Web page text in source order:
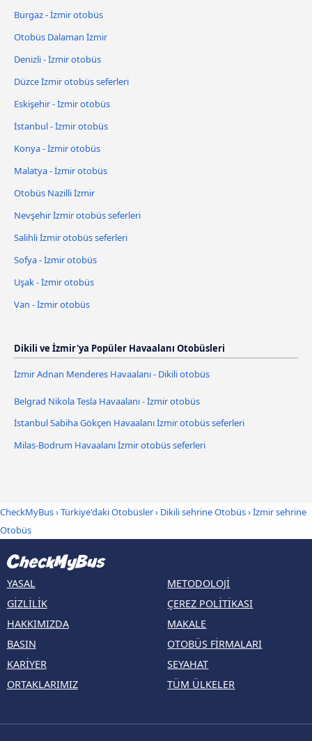
Burgaz - İzmir otobüs
Otobüs Dalaman İzmir
Denizli - İzmir otobüs
Düzce İzmir otobüs seferleri
Eskişehir - İzmir otobüs
İstanbul - İzmir otobüs
Konya - İzmir otobüs
Malatya - İzmir otobüs
Otobüs Nazilli İzmir
Nevşehir İzmir otobüs seferleri
Salihli İzmir otobüs seferleri
Sofya - İzmir otobüs
Uşak - İzmir otobüs
Van - İzmir otobüs
Dikili ve İzmir'ya Popüler Havaalanı Otobüsleri
İzmir Adnan Menderes Havaalanı - Dikili otobüs
Belgrad Nikola Tesla Havaalanı - İzmir otobüs
İstanbul Sabiha Gökçen Havaalanı İzmir otobüs seferleri
Milas-Bodrum Havaalanı İzmir otobüs seferleri
CheckMyBus›Türkiye'daki Otobüsler› Dikili sehrine Otobüs›İzmir sehrine
Otobüs
YASAL
GIZLILIK
HAKKIMIZDA
BASIN
KARIYER
ORTAKLARIMIZ
METODOLOJI
ÇEREZ POLITIKASI
MAKALE
OTOBÜS FIRMALARI
SEYAHAT
TÜM ÜLKELER